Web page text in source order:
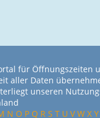
für Öffnungszeiten
aller Daten
unseren
N O P Q R S T U V W X Y